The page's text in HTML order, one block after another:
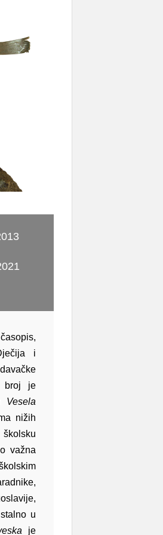
i
broj je
Vesela
nižih
važna
u
je